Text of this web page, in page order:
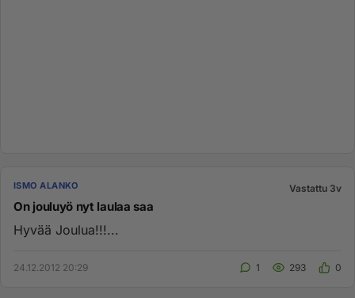
ISMO ALANKO Vastattu 3v
On jouluyö nyt laulaa saa
Hyvää Joulua!!!...
24.12.2012 20:29 1 293 0